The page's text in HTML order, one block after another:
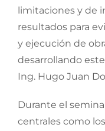
limitaciones y de
resultados para
y ejecución de
desarrollando
Ing. Hugo Juan
Durante el
centrales como